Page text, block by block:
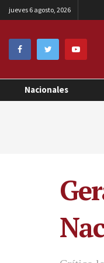
jueves 6 agosto, 2026
Nacionales